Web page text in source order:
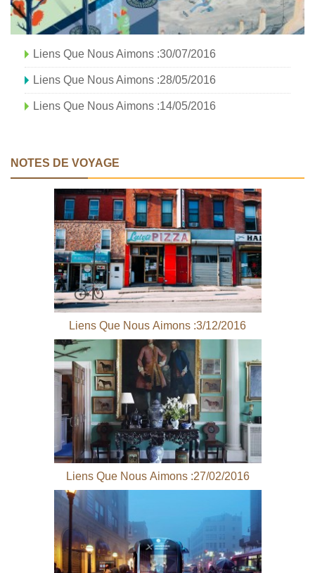
Liens Que Nous Aimons :30/07/2016
Liens Que Nous Aimons :28/05/2016
Liens Que Nous Aimons :14/05/2016
NOTES DE VOYAGE
Liens Que Nous Aimons :3/12/2016
Liens Que Nous Aimons :27/02/2016